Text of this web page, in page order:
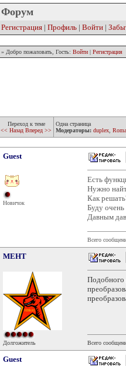
Форум
Регистрация | Профиль | Войти |
» Добро пожаловать, Гость: Войти | Регистрация
Переход к теме
<< Назад Вперед >>
Одна страница
Модераторы: duplex
Guest
Новичок
Есть
Нужно
Как
Буду очень
Давным
Всего
MEHT
Долгожитель Всего
Guest